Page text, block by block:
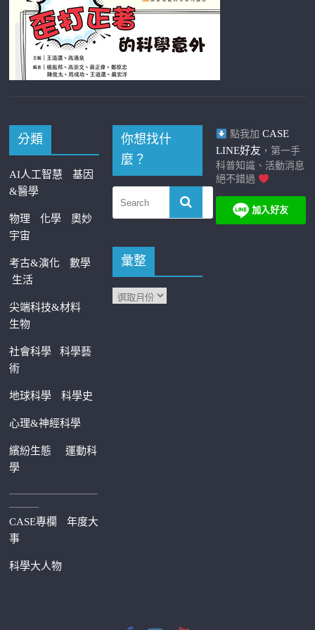
分類
AI人工智慧
基因
&醫學
物理 化學
奧妙
宇宙
考古&演化
數學
生活
尖端科技&材料
生物
社會科學科學藝
術
地球科學 科學史
心理&神經科學
繽紛生態運動科
學
—————————
———
CASE專欄
年度大
事
科學大人物
你想找什
麼？
彙整
點我加 CASE
LINE好友 ，第一手
科普知識、活動消息
絕不錯過